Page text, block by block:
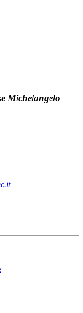
Michelangelo